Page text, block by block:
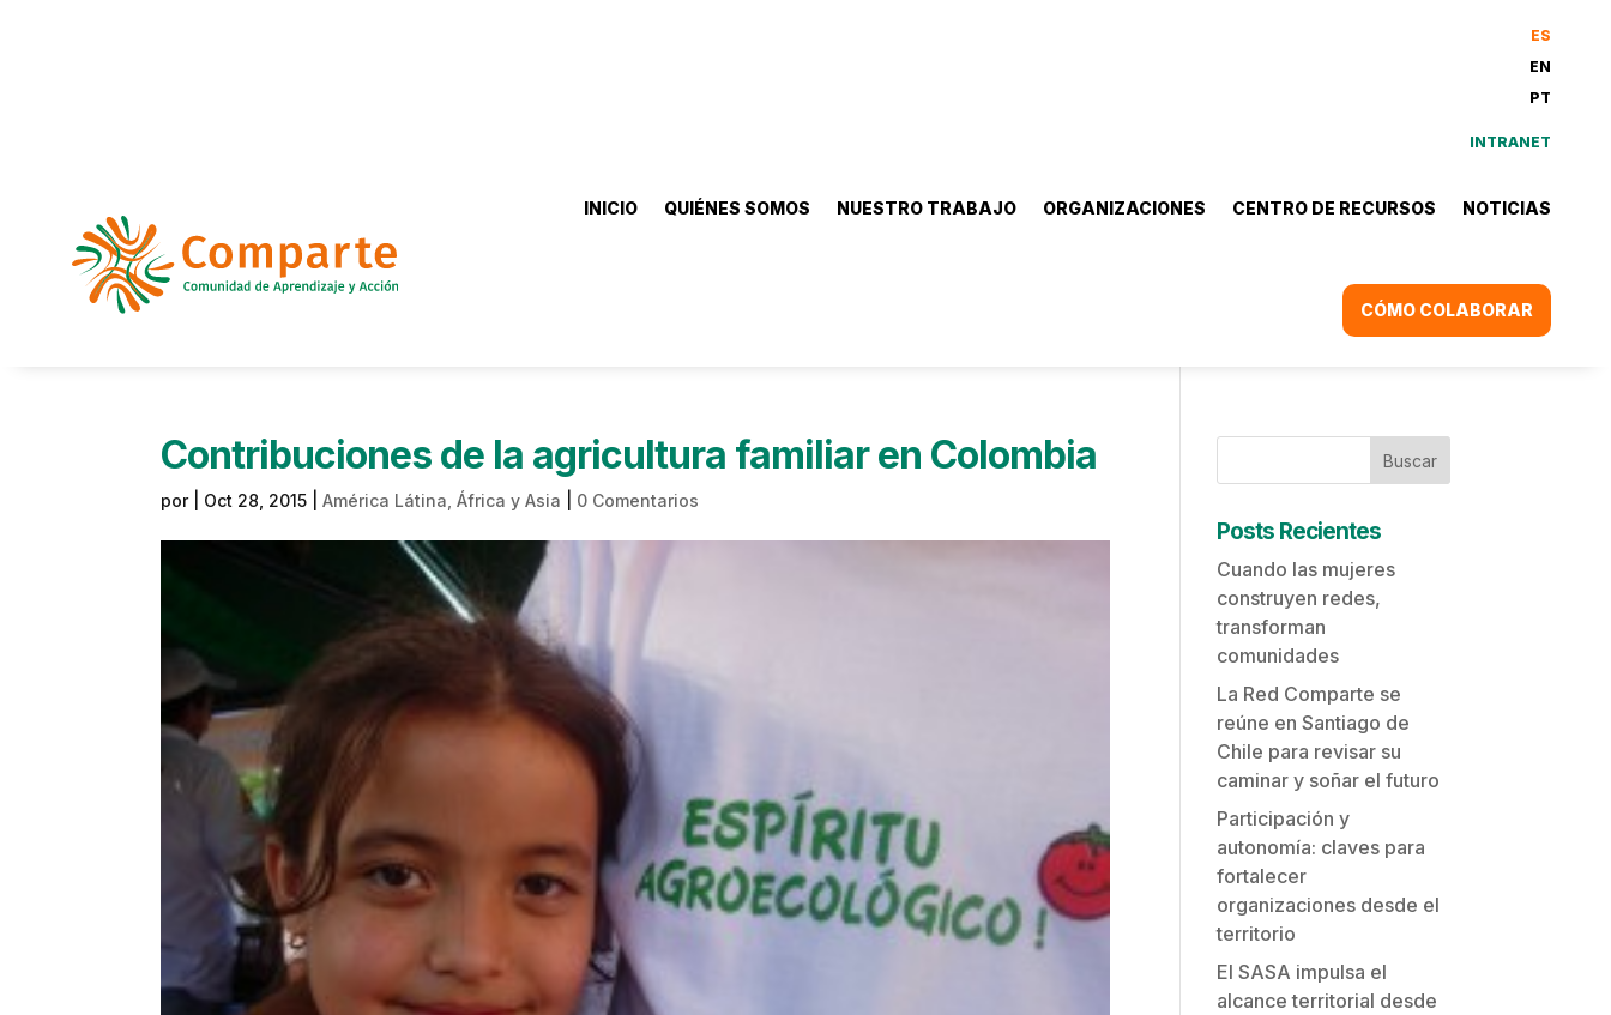
ES
EN
PT
INTRANET
INICIO QUIÉNES SOMOS NUESTRO TRABAJO ORGANIZACIONES CENTRO DE RECURSOS NOTICIAS
CÓMO COLABORAR
Contribuciones de la agricultura familiar en Colombia
por Oct 28, 2015 |América Látina, África y Asia 0 Comentarios
Buscar
Posts Recientes
Cuando las mujeres
construyen redes,
transforman
comunidades
La Red Comparte se
reúne en Santiago de
Chile para revisar su
caminar y soñar el futuro
Participación y
autonomía: claves para
fortalecer
organizaciones desde el
territorio
El SASA impulsa el
alcance territorial desde